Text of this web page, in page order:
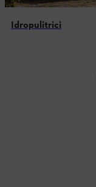
Idropulitrici